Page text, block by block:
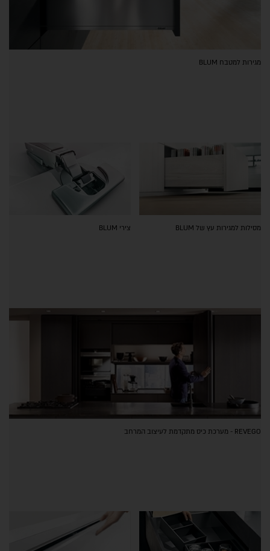
מגירות למטבח BLUM
מסילות למגירות עץ של BLUM צירי BLUM
REVEGO - מערכת כיס מתקדמת לעיצוב המרחב